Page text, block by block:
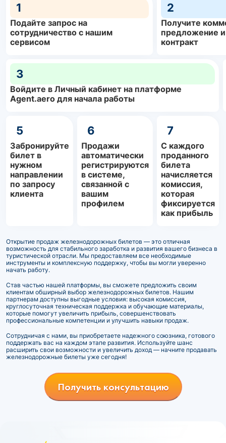
1
Подайте запрос на
сотрудничество с нашим
сервисом
2
Получите
предложение
контракт
3
Войдите в Личный кабинет на платформе
Agent.aero для начала работы
5
Забронируйте
билет в
нужном
направлении
по запросу
клиента
6
Продажи
автоматически
регистрируются
в системе,
связанной с
вашим
профилем
7
С каждого
проданного
билета
начисляется
комиссия,
которая
фиксируется
как прибыль
Открытие продаж железнодорожных билетов — это отличная
возможность для стабильного заработка и развития вашего бизнеса в
туристической отрасли. Мы предоставляем все необходимые
инструменты и комплексную поддержку, чтобы вы могли уверенно
начать работу.
Став частью нашей платформы, вы сможете предложить своим
клиентам обширный выбор железнодорожных билетов. Нашим
партнерам доступны выгодные условия: высокая комиссия,
круглосуточная техническая поддержка и обучающие материалы,
которые помогут увеличить прибыль, совершенствовать
профессиональные компетенции и улучшить навыки продаж.
Сотрудничая с нами, вы приобретаете надежного союзника, готового
поддержать вас на каждом этапе развития. Используйте шанс
расширить свои возможности и увеличить доход — начните продавать
железнодорожные билеты уже сегодня!
Получить консультацию